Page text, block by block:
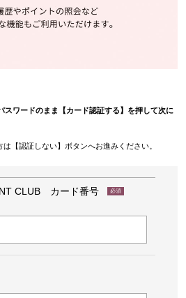
スワードのまま【カード認証する】を押して次に
【認証しない】ボタンへお進みください。
CLUB カード番号